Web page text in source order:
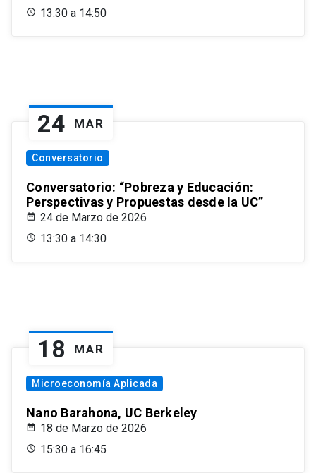
13:30 a 14:50
24 MAR
Conversatorio
Conversatorio: “Pobreza y Educación:
Perspectivas y Propuestas desde la UC”
24 de Marzo de 2026
13:30 a 14:30
18 MAR
Microeconomía Aplicada
Nano Barahona, UC Berkeley
18 de Marzo de 2026
15:30 a 16:45